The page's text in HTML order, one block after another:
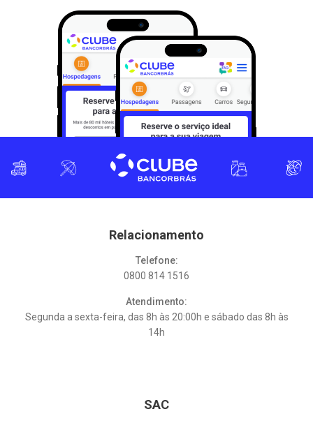
Relacionamento
Telefone:
0800 814 1516
Atendimento:
Segunda a sexta-feira, das 8h às 20:00h e sábado das 8h às
14h
SAC